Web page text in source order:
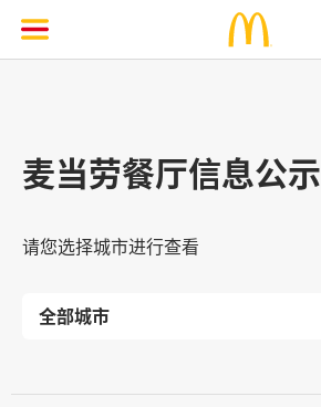
麦当劳餐厅信息公示
请您选择城市进行查看